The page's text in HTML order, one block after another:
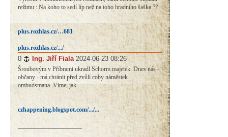
režimu : Na koho to sedí líp než na toho hradního šaška ??
plus.rozhlas.cz/…681
plus.rozhlas.cz/.../
0 # Ing. Jiří Fiala 2024-06-23 08:26
Šroubovým v Příbrami ukradl Schorm majetek. Dnes nás -
občany - má chránit před zvůlí coby náměstek
ombudsmana. Víme, jak...
czhappening.blogspot.com/.../...